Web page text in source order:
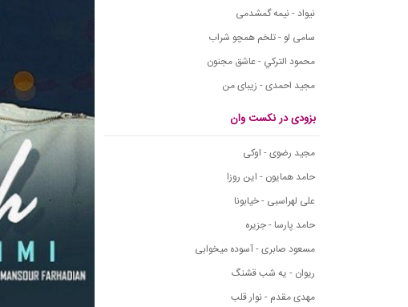
نیواد - نیمه گمشدمی
سامی لو - تلخم همچو شراب
محمود التركي - عاشق مجنون
مجید احمدی - زیبای من
بزودی در نکست وان
مجید رضوی - اوکی
حامد همایون - این روزا
علی لهراسبی - خیابونا
حامد پارسا - جزیره
مسعود صابری - آسوده میخوابی
ریوان - یه شب قشنگ
مهدی مقدم - نوار قلب